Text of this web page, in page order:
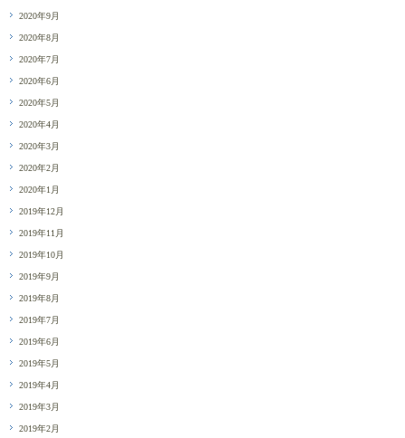
2020年9月
2020年8月
2020年7月
2020年6月
2020年5月
2020年4月
2020年3月
2020年2月
2020年1月
2019年12月
2019年11月
2019年10月
2019年9月
2019年8月
2019年7月
2019年6月
2019年5月
2019年4月
2019年3月
2019年2月